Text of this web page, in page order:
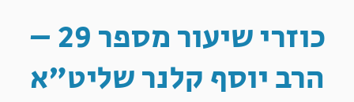
כוזרי שיעור מספר 29 –
הרב יוסף קלנר שליט"א